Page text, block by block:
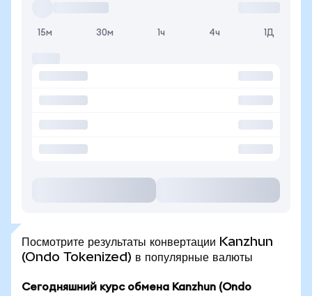
15м 30м 1ч 4ч 1Д
Посмотрите результаты конвертации Kanzhun
(Ondo Tokenized) в популярные валюты
Сегодняшний курс обмена Kanzhun (Ondo